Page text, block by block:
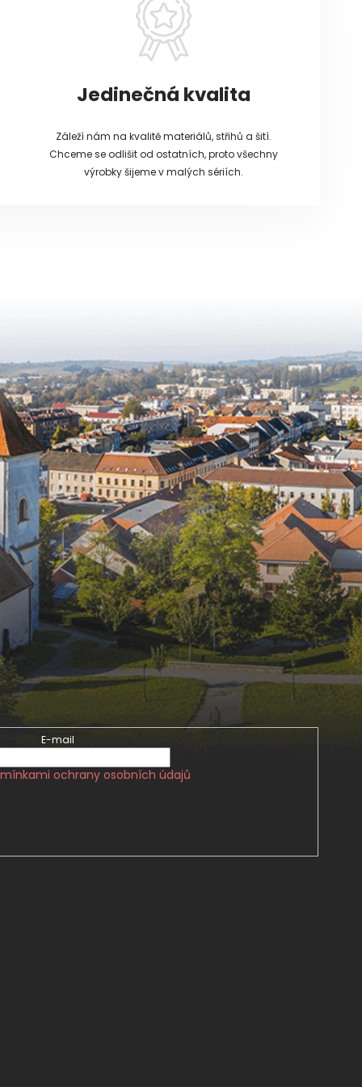
Jedinečná kvalita
Záleží nám na kvalitě materiálů, střihů a šití.
Chceme se odlišit od ostatních, proto všechny
výrobky šijeme v malých sériích.
E-mail
ochrany osobních údajů